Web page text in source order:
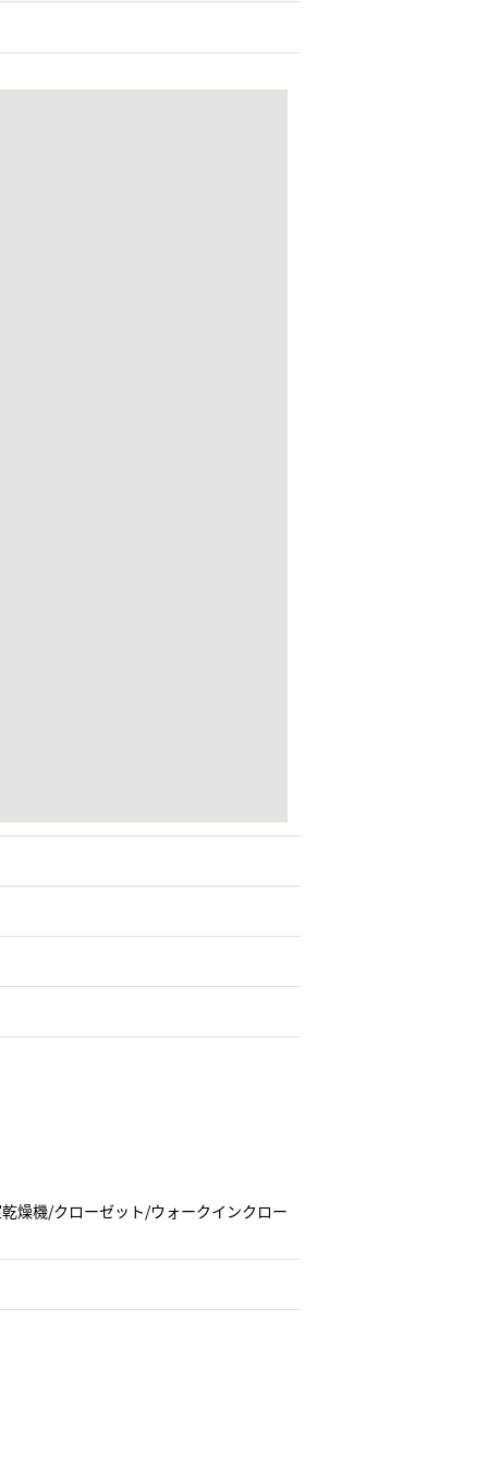
燥機/クローゼット/ウォークインクロー